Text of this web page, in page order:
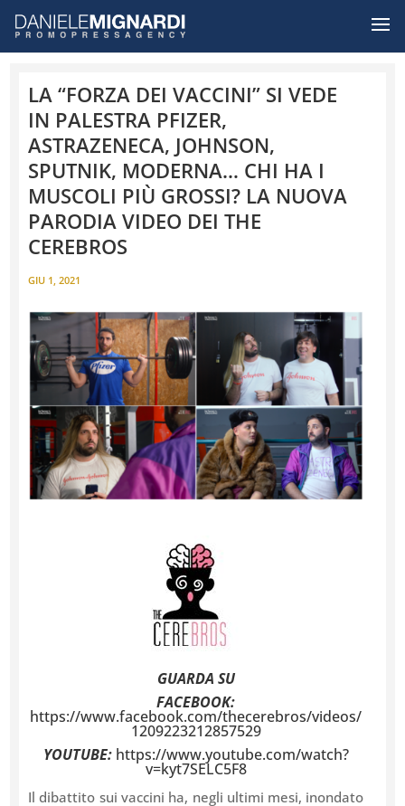
LA “FORZA DEI VACCINI” SI VEDE
IN PALESTRA PFIZER,
ASTRAZENECA, JOHNSON,
SPUTNIK, MODERNA… CHI HA I
MUSCOLI PIÙ GROSSI? LA NUOVA
PARODIA VIDEO DEI THE
CEREBROS
GIU 1, 2021
GUARDA SU
FACEBOOK:
https://www.facebook.com/thecerebros/videos/
1209223212857529
YOUTUBE: https://www.youtube.com/watch?
v=kyt7SELC5F8
Il dibattito sui vaccini ha, negli ultimi mesi, inondato